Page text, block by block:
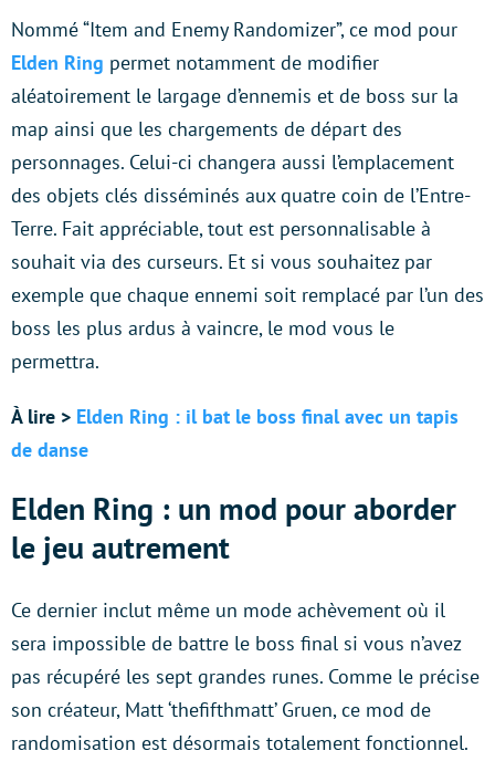
Nommé “Item and Enemy Randomizer”, ce mod pour
Elden Ring permet notamment de modifier
aléatoirement le largage d’ennemis et de boss sur la
map ainsi que les chargements de départ des
personnages. Celui-ci changera aussi l’emplacement
des objets clés disséminés aux quatre coin de l’Entre-
Terre. Fait appréciable, tout est personnalisable à
souhait via des curseurs. Et si vous souhaitez par
exemple que chaque ennemi soit remplacé par l’un des
boss les plus ardus à vaincre, le mod vous le
permettra.
À lire > Elden Ring : il bat le boss final avec un tapis
de danse
Elden Ring : un mod pour aborder
le jeu autrement
Ce dernier inclut même un mode achèvement où il
sera impossible de battre le boss final si vous n’avez
pas récupéré les sept grandes runes. Comme le précise
son créateur, Matt ‘thefifthmatt’ Gruen, ce mod de
randomisation est désormais totalement fonctionnel.